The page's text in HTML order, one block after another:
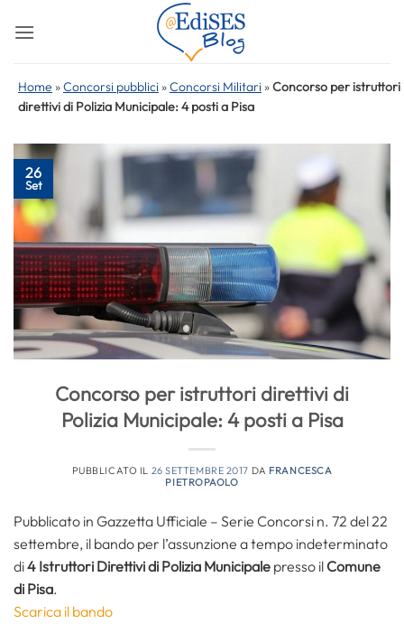
Home »Concorsi pubblici »Concorsi Militari »Concorso per istruttori
direttivi di Polizia Municipale: 4 posti a Pisa
26
Set
Concorso per istruttori direttivi di
Polizia Municipale: 4 posti a Pisa
PUBBLICATO IL 26 SETTEMBRE 2017 DA FRANCESCA
PIETROPAOLO
Pubblicato in Gazzetta Ufficiale – Serie Concorsi n. 72 del 22
settembre, il bando per l’assunzione a tempo indeterminato
di4 Istruttori Direttivi di Polizia Municipale presso il Comune
di Pisa.
Scarica il bando